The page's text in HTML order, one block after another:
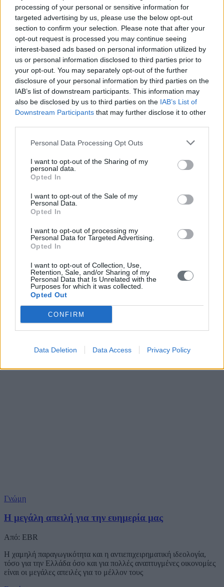
processing of your personal or sensitive information for
targeted advertising by us, please use the below opt-out
section to confirm your selection. Please note that after your
opt-out request is processed you may continue seeing
interest-based ads based on personal information utilized by
us or personal information disclosed to third parties prior to
your opt-out. You may separately opt-out of the further
disclosure of your personal information by third parties on the
IAB’s list of downstream participants. This information may
also be disclosed by us to third parties on the IAB’s List of
Downstream Participants that may further disclose it to other
Personal Data Processing Opt Outs
I want to opt-out of the Sharing of my
personal data.
Opted In
I want to opt-out of the Sale of my
Personal Data.
Opted In
I want to opt-out of processing my
Personal Data for Targeted Advertising.
Opted In
I want to opt-out of Collection, Use,
Retention, Sale, and/or Sharing of my
Personal Data that Is Unrelated with the
Purposes for which it was collected.
Opted Out
CONFIRM
Data Deletion Data Access Privacy Policy
Γνώμη
Η μεγάλη απειλή για την ευημερία μας
Από: EBR
Η χαμηλή παραγωγικότητα και η αντιεπιχειρηματική ιδεολογία,
τόσο για την Ελλάδα όσο και για πολλές αναπτυγμένες οικονομίες
είναι οι μεγάλες απειλές για το μέλλον τους